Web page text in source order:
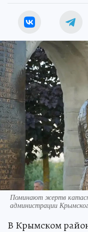
Поминают жертв
администрации
В Крымском